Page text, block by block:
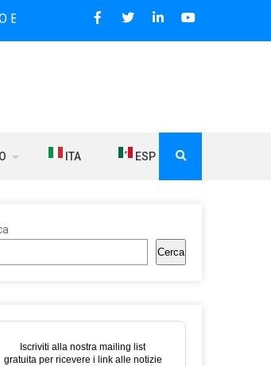
CHE DAL 2006 DIFFONDE NOTIZIE SUI
ITA ESP
Cerca
Iscriviti alla nostra mailing list
gratuita per ricevere i link alle notizie